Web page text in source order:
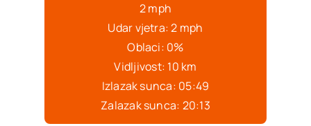
2 mph
Udar vjetra: 2 mph
Oblaci: 0%
Vidljivost: 10 km
Izlazak sunca: 05:49
Zalazak sunca: 20:13